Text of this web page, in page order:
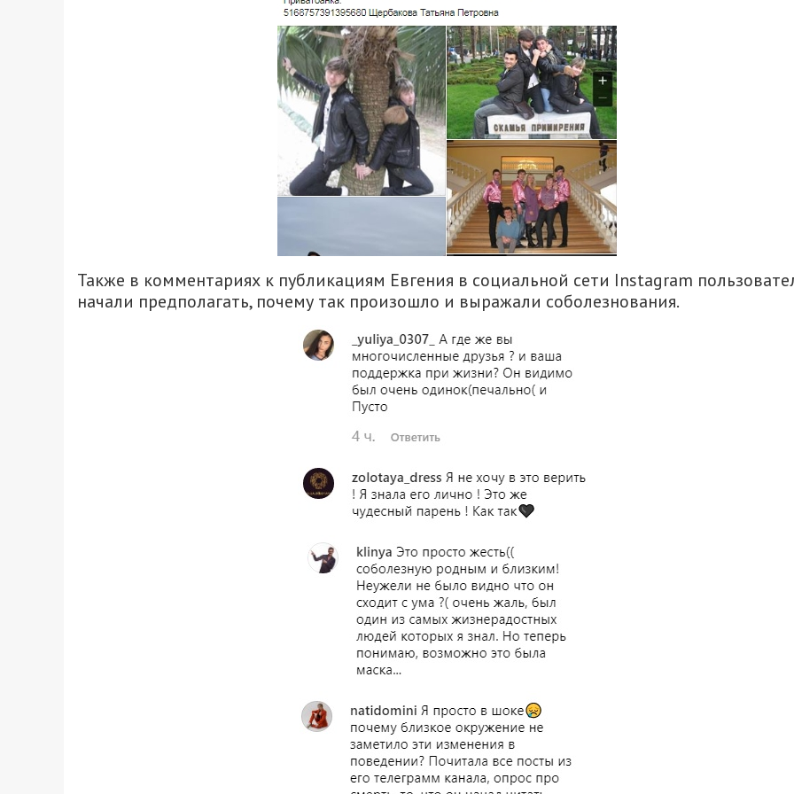
Также в комментариях к публикациям Евгения в социальной сети Instagram
начали предполагать, почему так произошло и выражали соболезнования.